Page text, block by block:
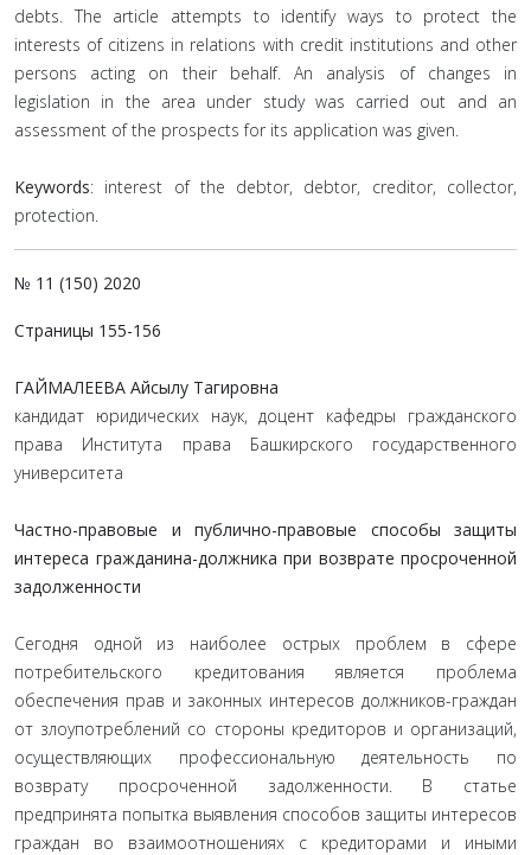
debts. The article attempts to identify ways to protect the
interests of citizens in relations with credit institutions and other
persons acting on their behalf. An analysis of changes in
legislation in the area under study was carried out and an
assessment of the prospects for its application was given.
Keywords: interest of the debtor, debtor, creditor, collector,
protection.
№ 11 (150) 2020
Страницы 155-156
ГАЙМАЛЕЕВА Айсылу Тагировна
кандидат юридических наук, доцент кафедры гражданского
права Института права Башкирского государственного
университета
Частно-правовые и публично-правовые способы защиты
интереса гражданина-должника при возврате просроченной
задолженности
Сегодня одной из наиболее острых проблем в сфере
потребительского кредитования является проблема
обеспечения прав и законных интересов должников-граждан
от злоупотреблений со стороны кредиторов и организаций,
осуществляющих профессиональную деятельность по
возврату просроченной задолженности. В статье
предпринята попытка выявления способов защиты интересов
граждан во взаимоотношениях с кредиторами и иными